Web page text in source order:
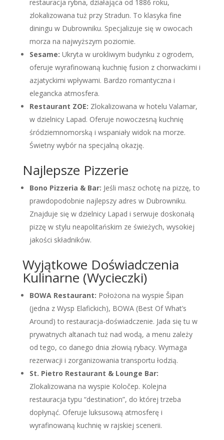
restauracja rybna, działająca od 1886 roku,
zlokalizowana tuż przy Stradun. To klasyka fine
diningu w Dubrowniku. Specjalizuje się w owocach
morza na najwyższym poziomie.
Sesame: Ukryta w urokliwym budynku z ogrodem,
oferuje wyrafinowaną kuchnię fusion z chorwackimi i
azjatyckimi wpływami. Bardzo romantyczna i
elegancka atmosfera.
Restaurant ZOE: Zlokalizowana w hotelu Valamar,
w dzielnicy Lapad. Oferuje nowoczesną kuchnię
śródziemnomorską i wspaniały widok na morze.
Świetny wybór na specjalną okazję.
Najlepsze Pizzerie
Bono Pizzeria & Bar: Jeśli masz ochotę na pizzę, to
prawdopodobnie najlepszy adres w Dubrowniku.
Znajduje się w dzielnicy Lapad i serwuje doskonałą
pizzę w stylu neapolitańskim ze świeżych, wysokiej
jakości składników.
Wyjątkowe Doświadczenia
Kulinarne (Wycieczki)
BOWA Restaurant: Położona na wyspie Šipan
(jedna z Wysp Elafickich), BOWA (Best Of What’s
Around) to restauracja-doświadczenie. Jada się tu w
prywatnych altanach tuż nad wodą, a menu zależy
od tego, co danego dnia złowią rybacy. Wymaga
rezerwacji i zorganizowania transportu łodzią.
St. Pietro Restaurant & Lounge Bar:
Zlokalizowana na wyspie Koločep. Kolejna
restauracja typu “destination”, do której trzeba
dopłynąć. Oferuje luksusową atmosferę i
wyrafinowaną kuchnię w rajskiej scenerii.